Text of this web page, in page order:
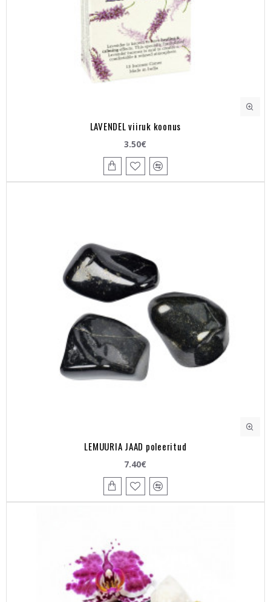
LAVENDEL viiruk koonus
3.50€
LEMUURIA JAAD poleeritud
7.40€